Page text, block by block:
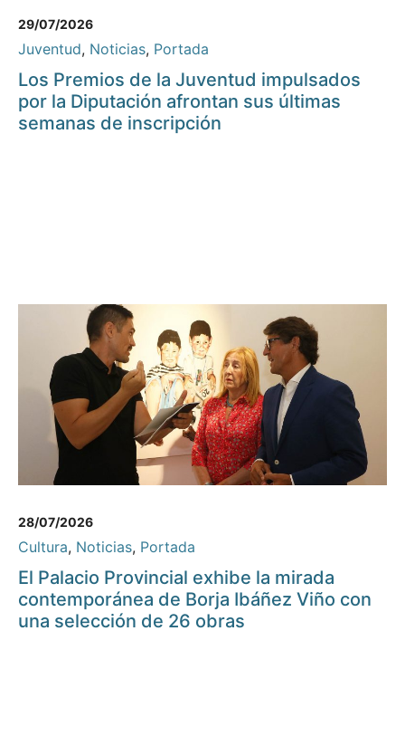
29/07/2026
Juventud, Noticias, Portada
Los Premios de la Juventud impulsados
por la Diputación afrontan sus últimas
semanas de inscripción
28/07/2026
Cultura, Noticias, Portada
El Palacio Provincial exhibe la mirada
contemporánea de Borja Ibáñez Viño con
una selección de 26 obras